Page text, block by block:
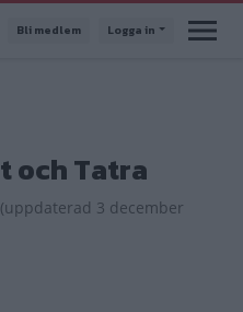
Bli medlem Logga in
och Tatra
(uppdaterad 3 december